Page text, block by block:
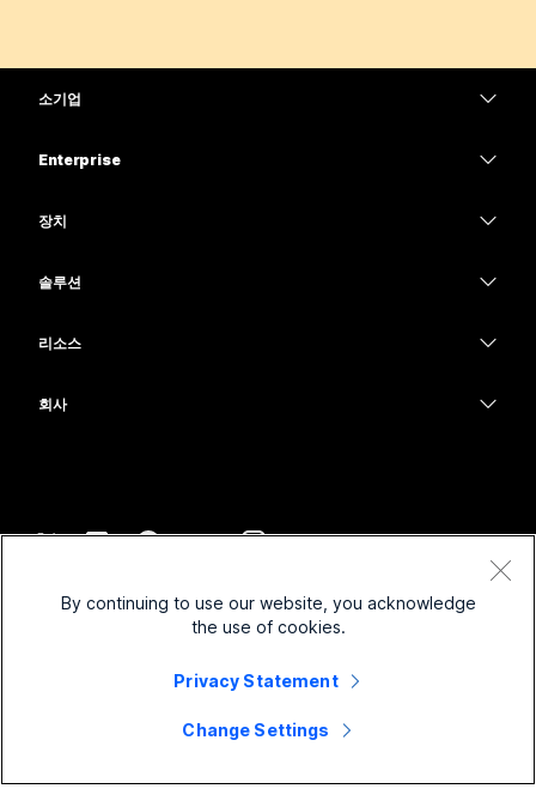
소기업
Enterprise
Contact Center
보안
장치
보조 프로그램
솔루션
비영리
하이브리드 작업
리소스
포용성
회사
영업팀에 문의
Webex 사고적 리더십
Webex Merch 스토어
경력
개인 정보 보호 정책
By continuing to use our website, you acknowledge
the use of cookies.
Privacy Statement
Change Settings